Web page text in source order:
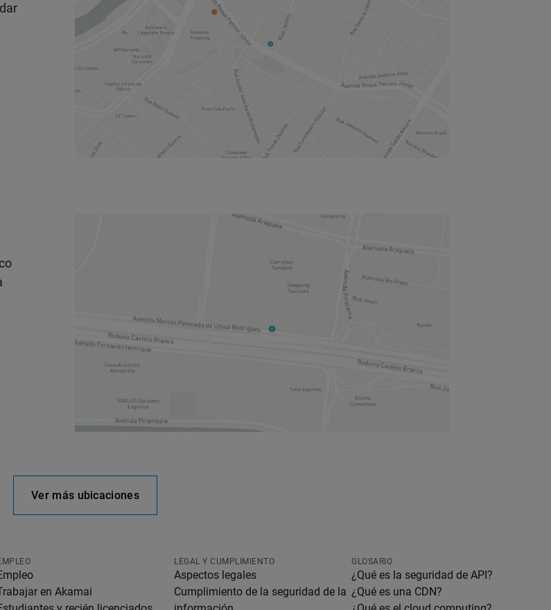
Ver más ubicaciones
en Akamai
LEGAL Y CUMPLIMIENTO
Aspectos legales
Cumplimiento de la seguridad de la
GLOSARIO
¿Qué es la seguridad de API?
¿Qué es una CDN?